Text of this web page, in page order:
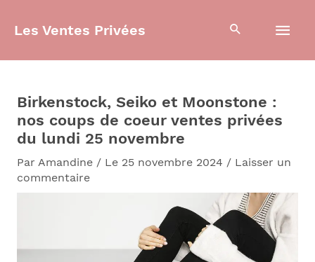
Les Ventes Privées
Birkenstock, Seiko et Moonstone :
nos coups de coeur ventes privées
du lundi 25 novembre
Par Amandine / Le 25 novembre 2024 / Laisser un
commentaire